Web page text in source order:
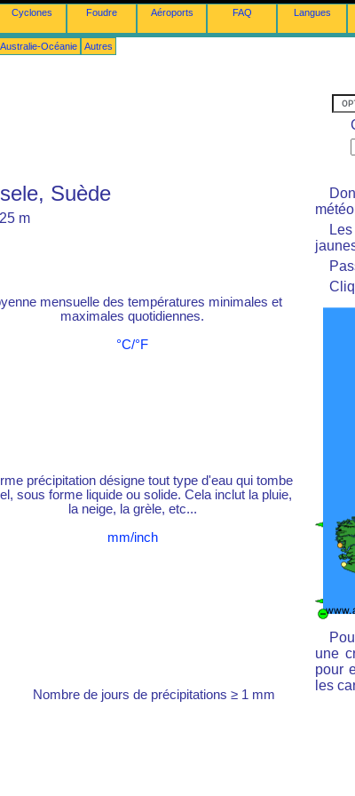
Cyclones Foudre Aéroports FAQ Langues
Australie-Océanie Autres
Suède
m
mensuelle des températures minimales et
maximales quotidiennes.
°C/°F
précipitation désigne tout type d'eau qui tombe
sous forme liquide ou solide. Cela inclut la pluie,
la neige, la grèle, etc...
mm/inch
Nombre de jours de précipitations ≥ 1 mm
une
pour
les